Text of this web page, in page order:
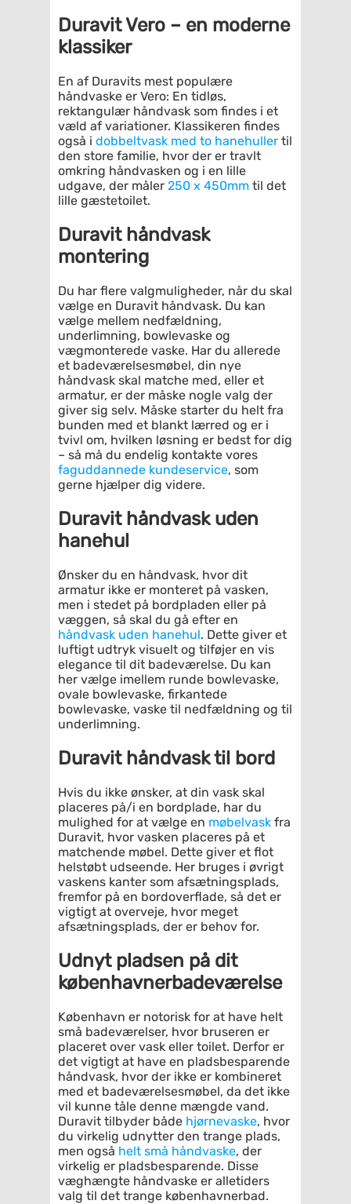
Duravit Vero – en moderne
klassiker
En af Duravits mest populære
håndvaske er Vero: En tidløs,
rektangulær håndvask som findes i et
væld af variationer. Klassikeren findes
også i dobbeltvask med to hanehuller til
den store familie, hvor der er travlt
omkring håndvasken og i en lille
udgave, der måler 250 x 450mm til det
lille gæstetoilet.
Duravit håndvask
montering
Du har flere valgmuligheder, når du skal
vælge en Duravit håndvask. Du kan
vælge mellem nedfældning,
underlimning, bowlevaske og
vægmonterede vaske. Har du allerede
et badeværelsesmøbel, din nye
håndvask skal matche med, eller et
armatur, er der måske nogle valg der
giver sig selv. Måske starter du helt fra
bunden med et blankt lærred og er i
tvivl om, hvilken løsning er bedst for dig
– så må du endelig kontakte vores
faguddannede kundeservice, som
gerne hjælper dig videre.
Duravit håndvask uden
hanehul
Ønsker du en håndvask, hvor dit
armatur ikke er monteret på vasken,
men i stedet på bordpladen eller på
væggen, så skal du gå efter en
håndvask uden hanehul. Dette giver et
luftigt udtryk visuelt og tilføjer en vis
elegance til dit badeværelse. Du kan
her vælge imellem runde bowlevaske,
ovale bowlevaske, firkantede
bowlevaske, vaske til nedfældning og til
underlimning.
Duravit håndvask til bord
Hvis du ikke ønsker, at din vask skal
placeres på/i en bordplade, har du
mulighed for at vælge en møbelvask fra
Duravit, hvor vasken placeres på et
matchende møbel. Dette giver et flot
helstøbt udseende. Her bruges i øvrigt
vaskens kanter som afsætningsplads,
fremfor på en bordoverflade, så det er
vigtigt at overveje, hvor meget
afsætningsplads, der er behov for.
Udnyt pladsen på dit
københavnerbadeværelse
København er notorisk for at have helt
små badeværelser, hvor bruseren er
placeret over vask eller toilet. Derfor er
det vigtigt at have en pladsbesparende
håndvask, hvor der ikke er kombineret
med et badeværelsesmøbel, da det ikke
vil kunne tåle denne mængde vand.
Duravit tilbyder både hjørnevaske, hvor
du virkelig udnytter den trange plads,
men også helt små håndvaske, der
virkelig er pladsbesparende. Disse
væghængte håndvaske er alletiders
valg til det trange københavnerbad.